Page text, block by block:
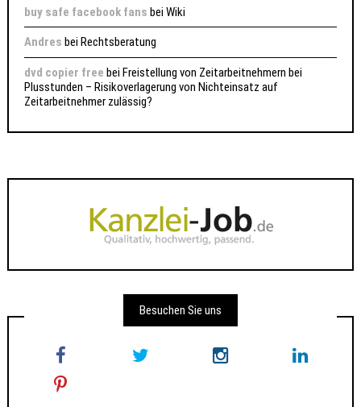
buy safe facebook fans beiWiki
Andres beiRechtsberatung
dvd copier free beiFreistellung von Zeitarbeitnehmern bei
Plusstunden – Risikoverlagerung von Nichteinsatz auf
Zeitarbeitnehmer zulässig?
Besuchen Sie uns